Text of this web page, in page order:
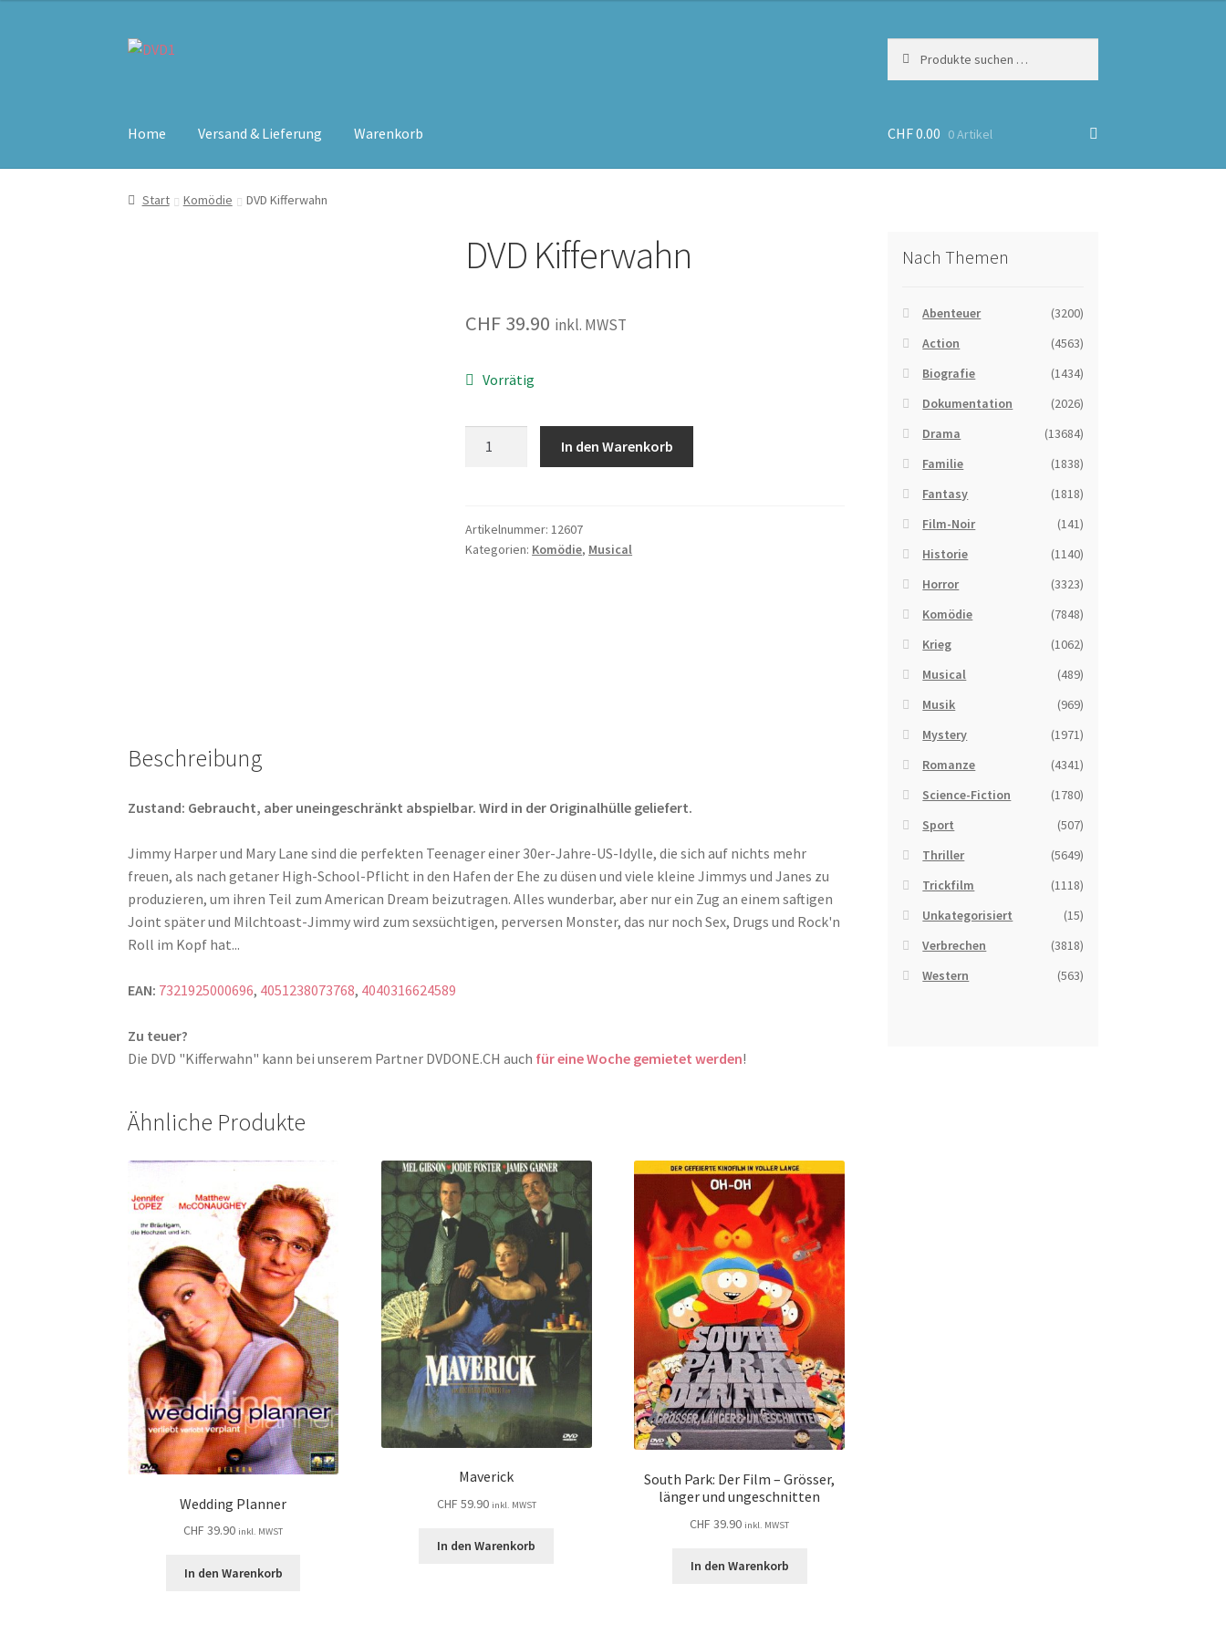
Zur
Zum
nach:
Home Versand & Lieferung Warenkorb CHF0.00 0 Artikel
Start Komödie DVD Kifferwahn
DVD Kifferwahn
CHF 39.90 inkl. MWST
Vorrätig
In den Warenkorb
Artikelnummer:12607
Kategorien: Komödie, Musical
Beschreibung
Zustand: Gebraucht, aber uneingeschränkt abspielbar. Wird in der Originalhülle geliefert.
Jimmy Harper und Mary Lane sind die perfekten Teenager einer 30er-Jahre-US-Idylle, die sich auf nichts mehr
freuen, als nach getaner High-School-Pflicht in den Hafen der Ehe zu düsen und viele kleine Jimmys und Janes zu
produzieren, um ihren Teil zum American Dream beizutragen. Alles wunderbar, aber nur ein Zug an einem saftigen
Joint später und Milchtoast-Jimmy wird zum sexsüchtigen, perversen Monster, das nur noch Sex, Drugs und Rock'n
Roll im Kopf hat...
EAN: 7321925000696, 4051238073768, 4040316624589
Zu teuer?
Die DVD "Kifferwahn" kann bei unserem Partner DVDONE.CH auch für eine Woche gemietet werden!
Ähnliche Produkte
Wedding Planner
CHF 39.90 inkl. MWST
In den Warenkorb
Maverick
CHF 59.90 inkl. MWST
In den Warenkorb
South Park: Der Film – Grösser,
länger und ungeschnitten
CHF 39.90 inkl. MWST
In den Warenkorb
Nach Themen
Abenteuer
(3200)
Action
(4563)
Biografie
(1434)
Dokumentation
(2026)
Drama
(13684)
Familie
(1838)
Fantasy
(1818)
Film-Noir
(141)
Historie
(1140)
Horror
(3323)
Komödie
(7848)
Krieg
(1062)
Musical
(489)
Musik
(969)
Mystery
(1971)
Romanze
(4341)
Science-Fiction
(1780)
Sport
(507)
Thriller
(5649)
Trickfilm
(1118)
Unkategorisiert
(15)
Verbrechen
(3818)
Western
(563)